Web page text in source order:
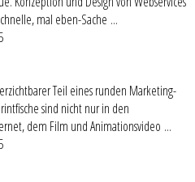
mal eben-Sache ...
Teil eines runden Marketing-
sind nicht nur in den
, dem Film und Animationsvideo ...